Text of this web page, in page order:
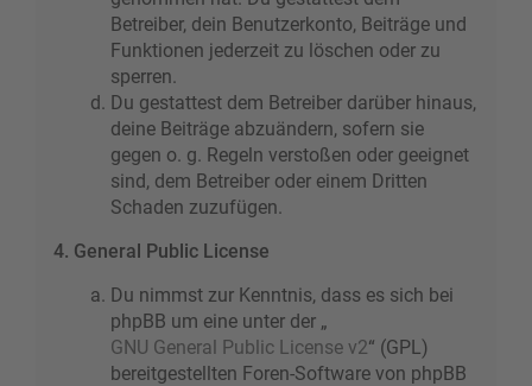
Betreiber, dein Benutzerkonto, Beiträge und
Funktionen jederzeit zu löschen oder zu
sperren.
Du gestattest dem Betreiber darüber hinaus,
deine Beiträge abzuändern, sofern sie
gegen o. g. Regeln verstoßen oder geeignet
sind, dem Betreiber oder einem Dritten
Schaden zuzufügen.
4. General Public License
Du nimmst zur Kenntnis, dass es sich bei
phpBB um eine unter der „
GNU General Public License v2“ (GPL)
bereitgestellten Foren-Software von phpBB